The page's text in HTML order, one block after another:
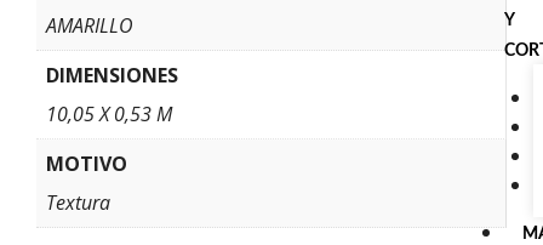
Y
AMARILLO
DIMENSIONES
10,05 X 0,53 M
MOTIVO
Textura